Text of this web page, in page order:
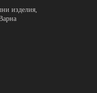
изделия,